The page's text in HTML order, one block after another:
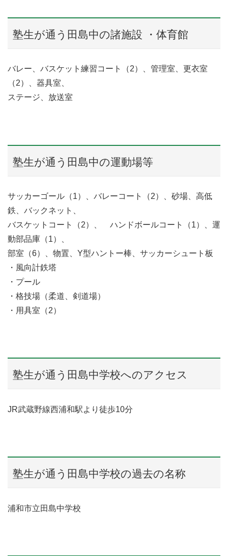
塾生が通う田島中の諸施設 ・体育館
バレー、バスケット練習コート（2）、管理室、更衣室
（2）、器具室、
ステージ、放送室
塾生が通う田島中の運動場等
サッカーゴール（1）、バレーコート（2）、砂場、高低
鉄、バックネット、
バスケットコート（2）、 ハンドボールコート（1）、運
動部品庫（1）、
部室（6）、物置、Y型ハントー棒、サッカーシュート板
・風向計鉄塔
・プール
・格技場（柔道、剣道場）
・用具室（2）
塾生が通う田島中学校へのアクセス
JR武蔵野線西浦和駅より徒歩10分
塾生が通う田島中学校の過去の名称
浦和市立田島中学校